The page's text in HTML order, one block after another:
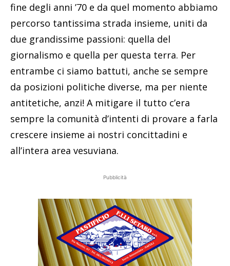
fine degli anni ’70 e da quel momento abbiamo
percorso tantissima strada insieme, uniti da
due grandissime passioni: quella del
giornalismo e quella per questa terra. Per
entrambe ci siamo battuti, anche se sempre
da posizioni politiche diverse, ma per niente
antitetiche, anzi! A mitigare il tutto c’era
sempre la comunità d’intenti di provare a farla
crescere insieme ai nostri concittadini e
all’intera area vesuviana.
Pubblicità